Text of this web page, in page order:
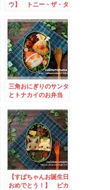
ウ】 トニー・ザ・タ
三角おにぎりのサンタ
とトナカイのお弁当
【すぱちゃんお誕生日
おめでとう！】 ピカ